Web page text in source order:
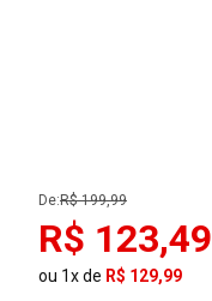
De:R$ 199,99
R$ 123,49
ou 1x de R$ 129,99